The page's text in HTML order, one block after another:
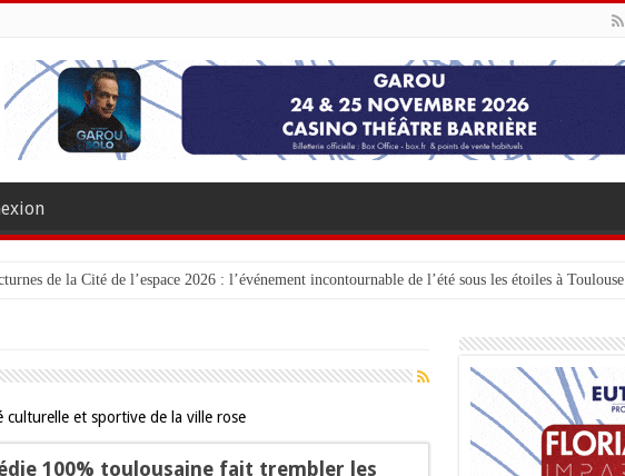
de la Cité de l’espace 2026 : l’événement incontournable de l’été sous les étoiles à Toulouse
culturelle et sportive de la ville rose
100% toulousaine fait trembler les